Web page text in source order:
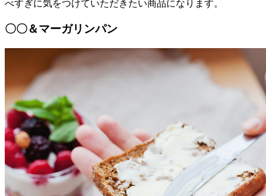
べすぎに気をつけていただきたい商品になります。
〇〇＆マーガリンパン